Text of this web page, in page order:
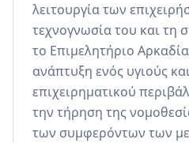
λειτουργία των
τεχνογνωσία του και τη
το Επιμελητήριο
ανάπτυξη ενός υγιούς
επιχειρηματικού
την τήρηση της
των συμφερόντων των